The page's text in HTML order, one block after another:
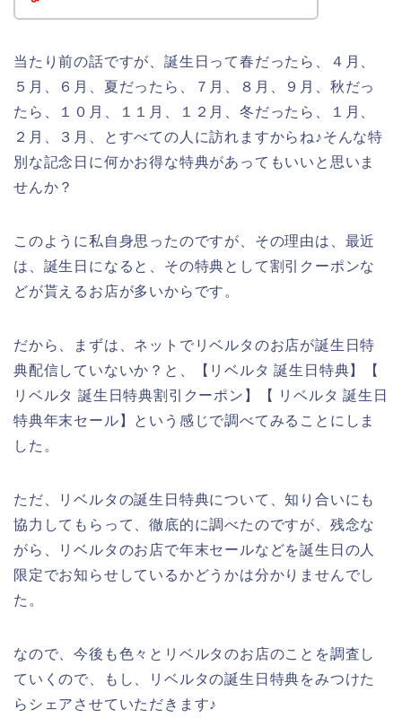
当たり前の話ですが、誕生日って春だったら、４月、
５月、６月、夏だったら、７月、８月、９月、秋だっ
たら、１０月、１１月、１２月、冬だったら、１月、
２月、３月、とすべての人に訪れますからね♪そんな特
別な記念日に何かお得な特典があってもいいと思いま
せんか？
このように私自身思ったのですが、その理由は、最近
は、誕生日になると、その特典として割引クーポンな
どが貰えるお店が多いからです。
だから、まずは、ネットでリベルタのお店が誕生日特
典配信していないか？と、【リベルタ 誕生日特典】【
リベルタ 誕生日特典割引クーポン】【 リベルタ 誕生日
特典年末セール】という感じで調べてみることにしま
した。
ただ、リベルタの誕生日特典について、知り合いにも
協力してもらって、徹底的に調べたのですが、残念な
がら、リベルタのお店で年末セールなどを誕生日の人
限定でお知らせしているかどうかは分かりませんでし
た。
なので、今後も色々とリベルタのお店のことを調査し
ていくので、もし、リベルタの誕生日特典をみつけた
らシェアさせていただきます♪